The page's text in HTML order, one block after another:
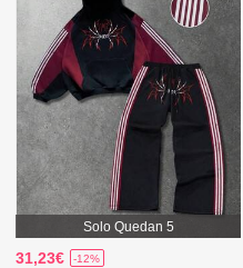
Solo Quedan 5
31,23€ -12%